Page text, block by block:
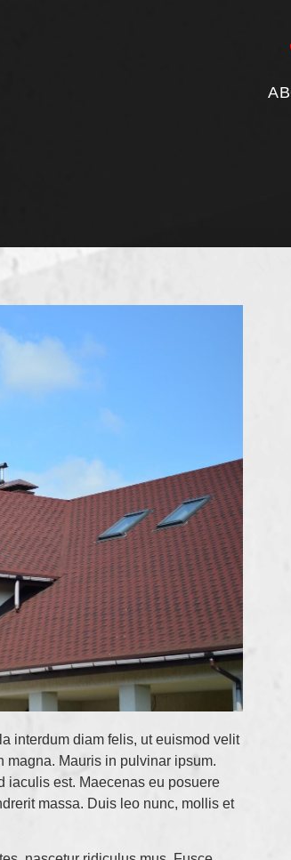
interdum diam felis, ut euismod velit
magna. Mauris in pulvinar ipsum.
iaculis est. Maecenas eu posuere
massa. Duis leo nunc, mollis et